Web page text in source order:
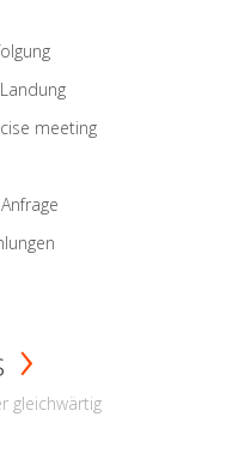
meeting
gleichwärtig